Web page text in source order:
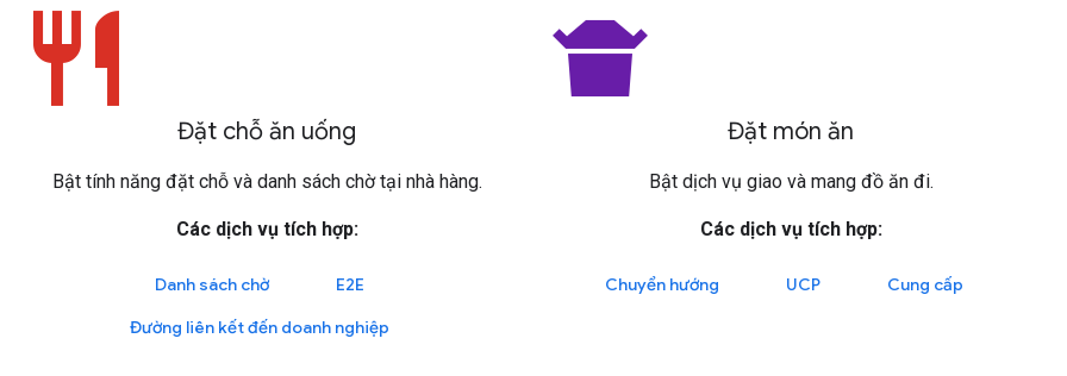
restaurant
Đặt chỗ ăn uống
Bật tính năng đặt chỗ và danh sách chờ tại nhà hàng.
Các dịch vụ tích hợp:
Danh sách chờ
E2E
Đường liên kết đến doanh nghiệp
takeout_dining
Đặt món ăn
Bật dịch vụ giao và mang đồ ăn đi.
Các dịch vụ tích hợp:
Chuyển hướng UCP Cung cấp